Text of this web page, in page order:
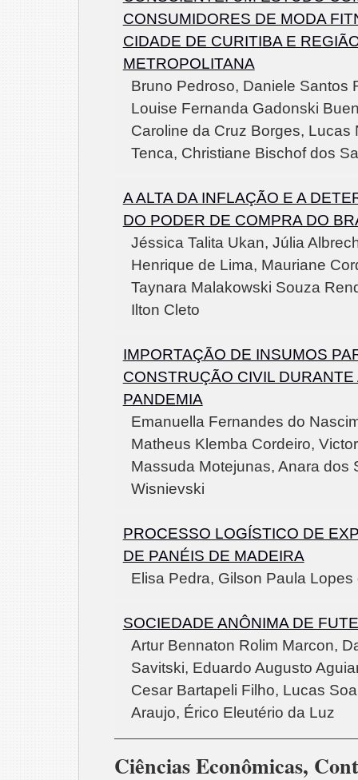
CONSUMIDORES DE MODA
CIDADE DE CURITIBA E
METROPOLITANA
Bruno Pedroso, Daniele Santos
Louise Fernanda Gadonski
Caroline da Cruz Borges, Lucas
Tenca, Christiane Bischof dos
A ALTA DA INFLAÇÃO E A
DO PODER DE COMPRA DO
Jéssica Talita Ukan, Júlia
Henrique de Lima, Mauriane
Taynara Malakowski Souza
Ilton Cleto
IMPORTAÇÃO DE INSUMOS
CONSTRUÇÃO CIVIL DURANTE
PANDEMIA
Emanuella Fernandes do
Matheus Klemba Cordeiro,
Massuda Motejunas, Anara dos
Wisnievski
PROCESSO LOGÍSTICO DE
DE PANÉIS DE MADEIRA
Elisa Pedra, Gilson Paula Lopes
SOCIEDADE ANÔNIMA DE
Artur Bennaton Rolim Marcon,
Savitski, Eduardo Augusto
Cesar Bartapeli Filho, Lucas
Araujo, Érico Eleutério da Luz
Ciências Econômicas,